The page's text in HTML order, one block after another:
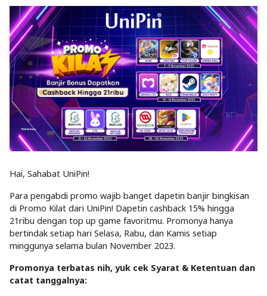
Hai, Sahabat UniPin!
Para pengabdi promo wajib banget dapetin banjir bingkisan
di Promo Kilat dari UniPin! Dapetin cashback 15% hingga
21ribu dengan top up game favoritmu. Promonya hanya
bertindak setiap hari Selasa, Rabu, dan Kamis setiap
minggunya selama bulan November 2023.
Promonya terbatas nih, yuk cek Syarat & Ketentuan dan
catat tanggalnya: